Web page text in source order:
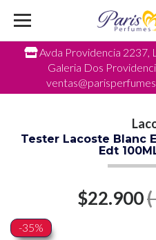
Avda Providencia 2237,
Galeria Dos
Tester Lacoste Blanc
Edt
$22.900
-35%